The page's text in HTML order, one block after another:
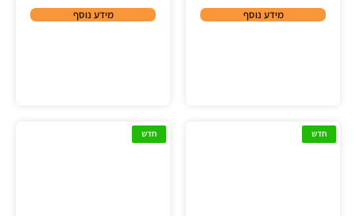
מידע נוסף מידע נוסף
חדש חדש